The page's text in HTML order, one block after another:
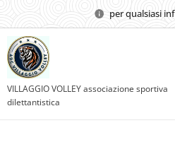
per qualsiasi
VILLAGGIO VOLLEY associazione sportiva
dilettantistica